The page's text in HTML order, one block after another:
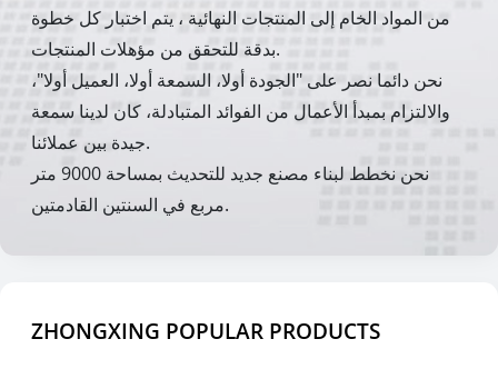
من المواد الخام إلى المنتجات النهائية ، يتم اختبار كل خطوة
بدقة للتحقق من مؤهلات المنتجات.
نحن دائما نصر على "الجودة أولا، السمعة أولا، العميل أولا"،
والالتزام بمبدأ الأعمال من الفوائد المتبادلة، كان لدينا سمعة
جيدة بين عملائنا.
نحن نخطط لبناء مصنع جديد للتحديث بمساحة 9000 متر
مربع في السنتين القادمتين.
ZHONGXING POPULAR PRODUCTS